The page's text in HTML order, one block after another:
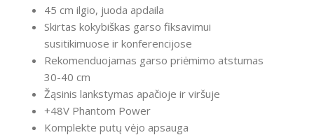
45 cm ilgio, juoda apdaila
Skirtas kokybiškas garso fiksavimui
susitikimuose ir konferencijose
Rekomenduojamas garso priėmimo atstumas
30-40 cm
Žąsinis lankstymas apačioje ir viršuje
+48V Phantom Power
Komplekte putų vėjo apsauga